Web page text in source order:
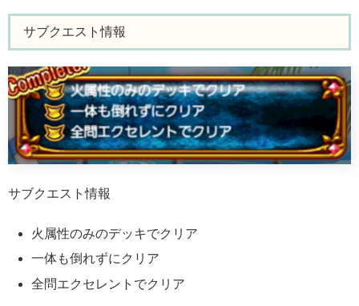
サブクエスト情報
サブクエスト情報
火属性のみのデッキでクリア
一体も倒れずにクリア
全問エクセレントでクリア